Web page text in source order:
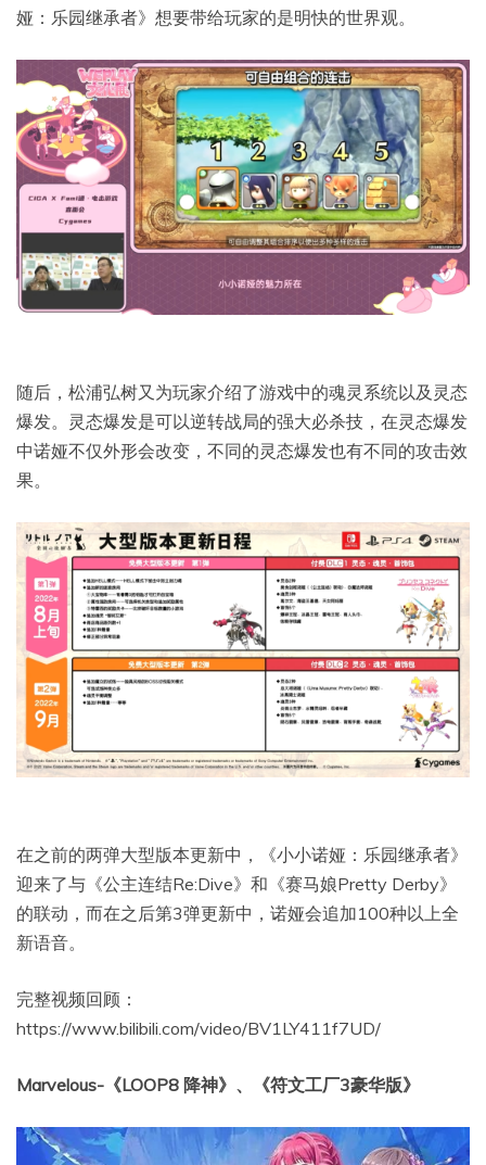
娅：乐园继承者》想要带给玩家的是明快的世界观。
随后，松浦弘树又为玩家介绍了游戏中的魂灵系统以及灵态
爆发。灵态爆发是可以逆转战局的强大必杀技，在灵态爆发
中诺娅不仅外形会改变，不同的灵态爆发也有不同的攻击效
果。
在之前的两弹大型版本更新中，《小小诺娅：乐园继承者》
迎来了与《公主连结Re:Dive》和《赛马娘Pretty Derby》
的联动，而在之后第3弹更新中，诺娅会追加100种以上全
新语音。
完整视频回顾：
https://www.bilibili.com/video/BV1LY411f7UD/
Marvelous-《LOOP8 降神》、《符文工厂3豪华版》